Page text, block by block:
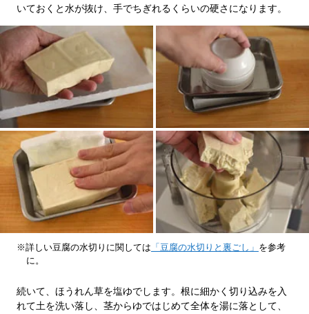
いておくと水が抜け、手でちぎれるくらいの硬さになります。
※詳しい豆腐の水切りに関しては 「豆腐の水切りと裏ごし」 を参考
に。
続いて、ほうれん草を塩ゆでします。根に細かく切り込みを入
れて土を洗い落し、茎からゆではじめて全体を湯に落として、